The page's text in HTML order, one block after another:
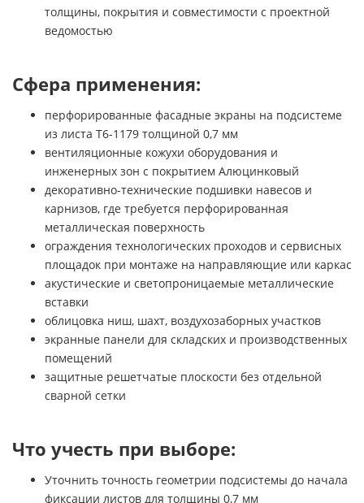
толщины, покрытия и совместимости с проектной
ведомостью
Сфера применения:
перфорированные фасадные экраны на подсистеме
из листа Т6-1179 толщиной 0,7 мм
вентиляционные кожухи оборудования и
инженерных зон с покрытием Алюцинковый
декоративно-технические подшивки навесов и
карнизов, где требуется перфорированная
металлическая поверхность
ограждения технологических проходов и сервисных
площадок при монтаже на направляющие или каркас
акустические и светопроницаемые металлические
вставки
облицовка ниш, шахт, воздухозаборных участков
экранные панели для складских и производственных
помещений
защитные решетчатые плоскости без отдельной
сварной сетки
Что учесть при выборе:
Уточнить точность геометрии подсистемы до начала
фиксации листов для толщины 0,7 мм